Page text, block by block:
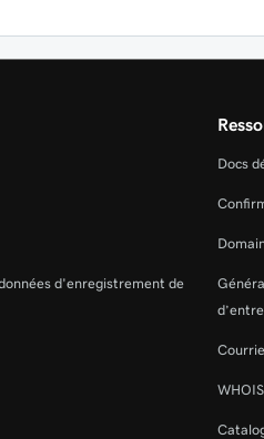
d'enregistrement de
Docs
WHOIS